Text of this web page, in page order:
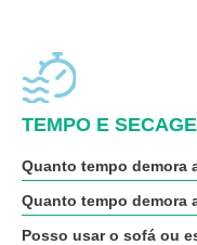
TEMPO E
Quanto tempo demora
Quanto tempo demora
Posso usar o sofá ou